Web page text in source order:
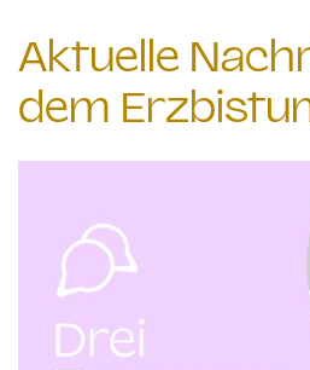
Aktuelle
dem